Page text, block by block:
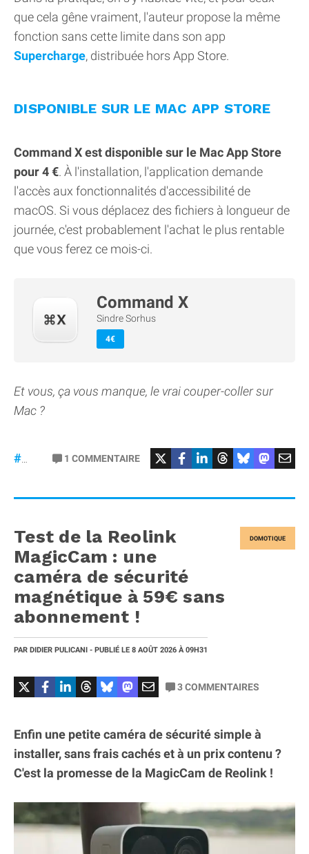
que cela gêne vraiment, l'auteur propose la même
fonction sans cette limite dans son app
Supercharge, distribuée hors App Store.
DISPONIBLE SUR LE MAC APP STORE
Command X est disponible sur le Mac App Store
pour 4 €. À l'installation, l'application demande
l'accès aux fonctionnalités d'accessibilité de
macOS. Si vous déplacez des fichiers à longueur de
journée, c'est probablement l'achat le plus rentable
que vous ferez ce mois-ci.
Command X
Sindre Sorhus
4€
Et vous, ça vous manque, le vrai couper-coller sur
Mac ?
1 COMMENTAIRE
DOMOTIQUE
Test de la Reolink
MagicCam : une
caméra de sécurité
magnétique à 59€ sans
abonnement !
PAR DIDIER PULICANI - PUBLIÉ LE 8 AOÛT 2026 À 09H31
3COMMENTAIRES
Enfin une petite caméra de sécurité simple à
installer, sans frais cachés et à un prix contenu ?
C'est la promesse de la MagicCam de Reolink !